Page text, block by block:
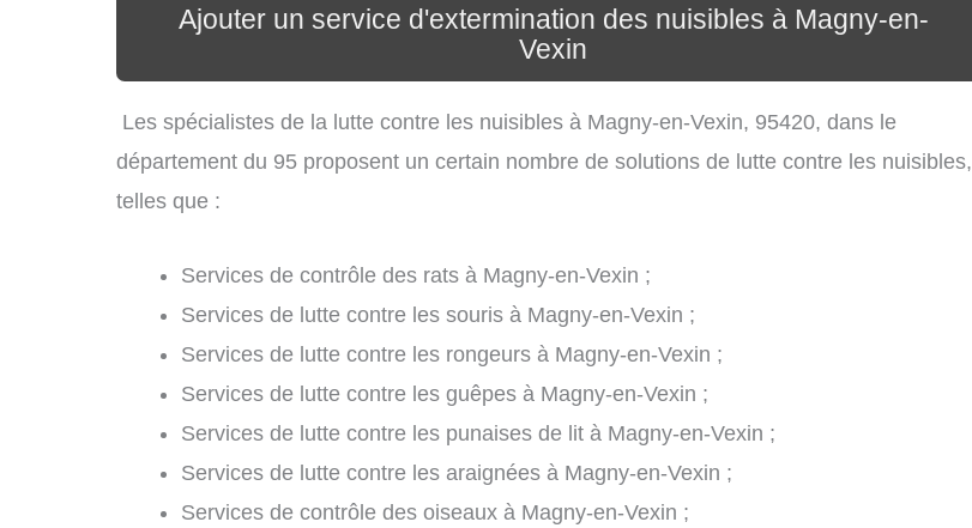
Ajouter un service d'extermination des nuisibles à Magny-en-
Vexin
Les spécialistes de la lutte contre les nuisibles à Magny-en-Vexin, 95420, dans le
département du 95 proposent un certain nombre de solutions de lutte contre les nuisibles,
telles que :
Services de contrôle des rats à Magny-en-Vexin ;
Services de lutte contre les souris à Magny-en-Vexin ;
Services de lutte contre les rongeurs à Magny-en-Vexin ;
Services de lutte contre les guêpes à Magny-en-Vexin ;
Services de lutte contre les punaises de lit à Magny-en-Vexin ;
Services de lutte contre les araignées à Magny-en-Vexin ;
Services de contrôle des oiseaux à Magny-en-Vexin ;